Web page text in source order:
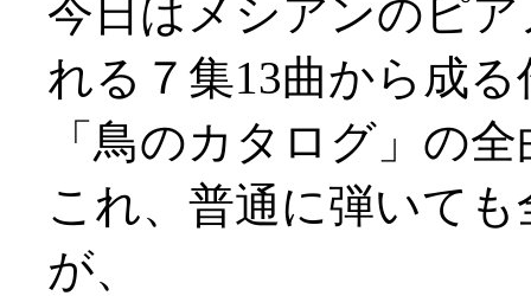
今日はメシアンのピ
れる７集13曲から成る
「鳥のカタログ」の
これ、普通に弾いて
が、